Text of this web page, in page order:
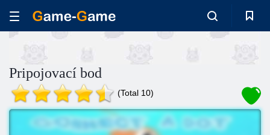
Pripojovací bod
(Total 10)